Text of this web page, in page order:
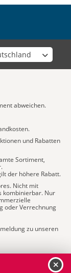
Shop
abweichen.
und Rabatten
Sortiment,
der höhere Rabatt.
Nicht mit
kombinierbar. Nur
oder Verrechnung
zu unseren